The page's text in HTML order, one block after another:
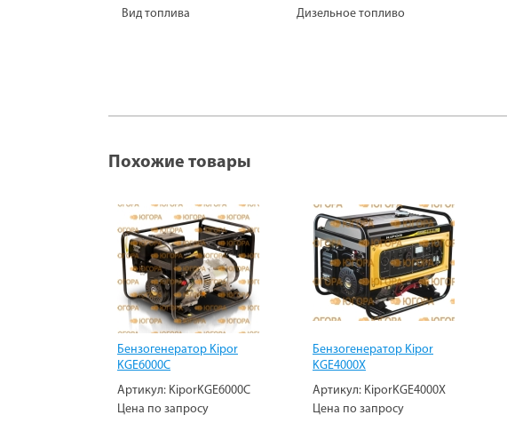
Вид топлива Дизельное топливо
Похожие товары
Бензогенератор Kipor
KGE6000C
Артикул: KiporKGE6000C
Цена по запросу
Бензогенератор Kipor
KGE4000Х
Артикул: KiporKGE4000Х
Цена по запросу